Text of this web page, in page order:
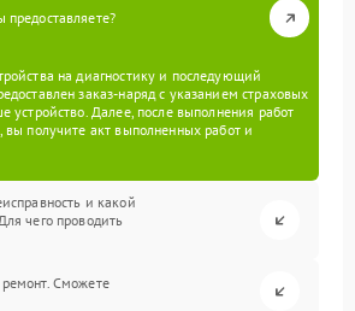
на диагностику и последующий
заказ-наряд с указанием страховых
устройство. Далее, после выполнения работ
вы получите акт выполненных работ и
и какой
чего проводить
Сможете